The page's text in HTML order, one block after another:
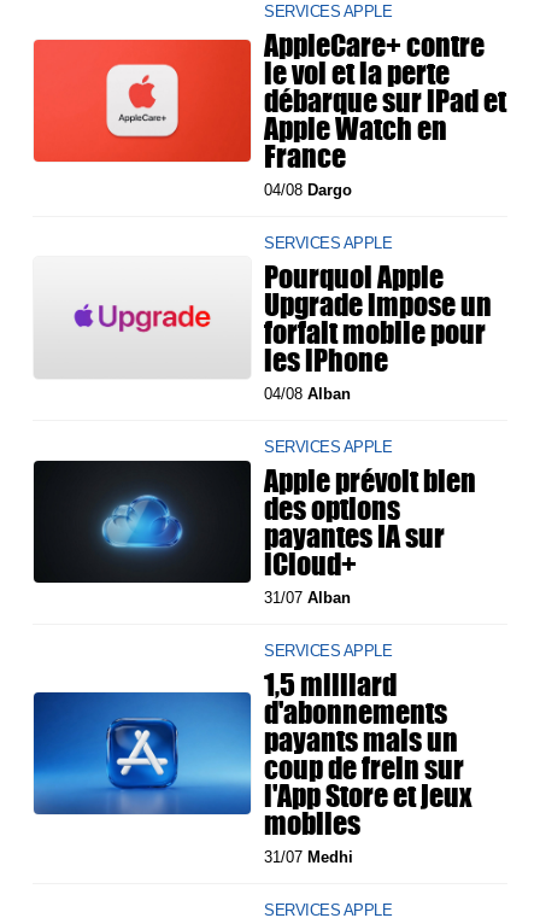
SERVICES APPLE
AppleCare+ contre
le vol et la perte
débarque sur iPad et
Apple Watch en
France
04/08Dargo
SERVICES APPLE
Pourquoi Apple
Upgrade impose un
forfait mobile pour
les iPhone
04/08Alban
SERVICES APPLE
Apple prévoit bien
des options
payantes IA sur
iCloud+
31/07Alban
SERVICES APPLE
1,5 milliard
d'abonnements
payants mais un
coup de frein sur
l'App Store et jeux
mobiles
31/07Medhi
SERVICES APPLE